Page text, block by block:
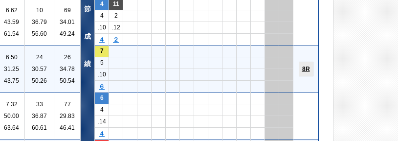
6.62
43.59
61.54
10
36.79
56.60
69
34.01
49.24
4
11
4
2
.10
.12
４
２
6.50
31.25
43.75
24
30.57
50.26
26
34.78
50.54
7
8R
5
.10
６
7.32
50.00
63.64
33
36.87
60.61
77
29.83
46.41
6
4
.14
４
節
成
績